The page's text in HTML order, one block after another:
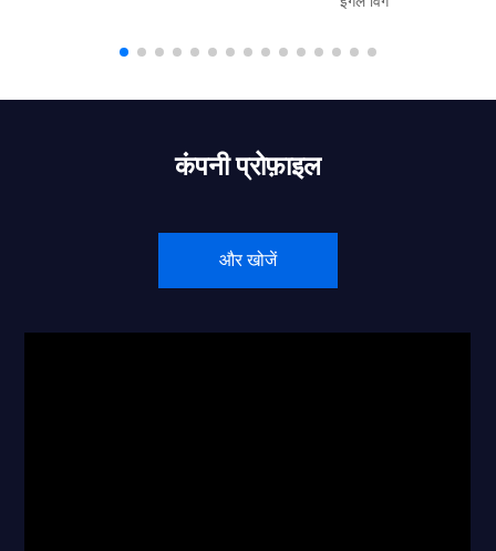
कंपनी प्रोफ़ाइल
और खोजें